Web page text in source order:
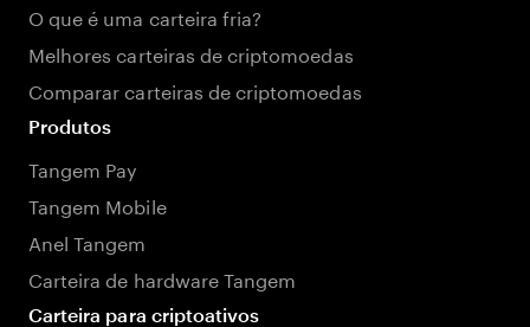
O que é uma carteira fria?
Melhores carteiras de criptomoedas
Comparar carteiras de criptomoedas
Produtos
Tangem Pay
Tangem Mobile
Anel Tangem
Carteira de hardware Tangem
Carteira para criptoativos